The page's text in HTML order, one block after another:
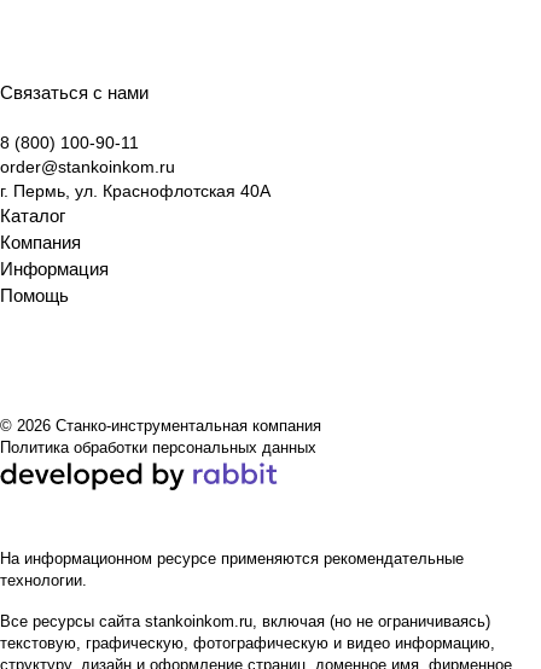
Связаться с нами
8 (800) 100-90-11
order@stankoinkom.ru
г. Пермь, ул. Краснофлотская 40А
Каталог
Компания
Информация
Помощь
© 2026 Станко-инструментальная компания
Политика обработки персональных данных
На информационном ресурсе применяются рекомендательные
технологии.
Все ресурсы сайта stankoinkom.ru, включая (но не ограничиваясь)
текстовую, графическую, фотографическую и видео информацию,
структуру, дизайн и оформление страниц, доменное имя, фирменное